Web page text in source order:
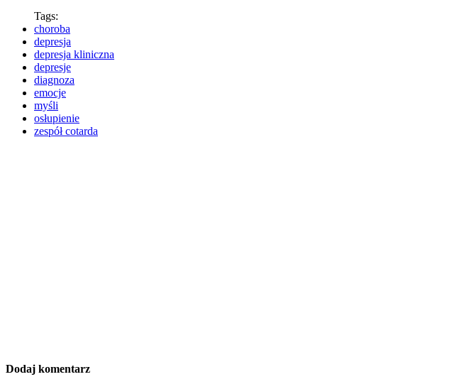
Tags:
choroba
depresja
depresja kliniczna
depresje
diagnoza
emocje
myśli
osłupienie
zespół cotarda
Dodaj komentarz